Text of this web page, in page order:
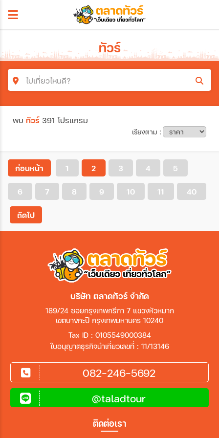
ทัวร์
ไปเที่ยวไหนดี?
โซน
ประเทศ
เมือง
สายการบิน
เฉพาะเดือน
เฉพาะเทศกาล
พบ ทัวร์ 391 โปรแกรม
เรียงตาม :
ก่อนหน้า 1 2 3 4 5
6 7 8 9 10 11 40
ถัดไป
บริษัท ตลาดทัวร์ จำกัด
189/24 ซอยกรุงเทพกรีฑา 7 แขวงหัวหมาก
เขตบางกะปิ กรุงเทพมหานคร 10240
Tax ID : 0105549000384
ใบอนุญาตธุรกิจนำเที่ยวเลขที่ : 11/13146
082-246-5692
@taladtour
ติดต่อเรา